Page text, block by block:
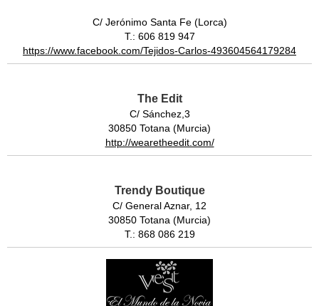
C/ Jerónimo Santa Fe (Lorca)
T.: 606 819 947
https://www.facebook.com/Tejidos-Carlos-493604564179284
The Edit
C/ Sánchez,3
30850 Totana (Murcia)
http://wearetheedit.com/
Trendy Boutique
C/ General Aznar, 12
30850 Totana (Murcia)
T.: 868 086 219